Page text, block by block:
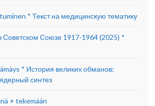
* Текст на медицинскую тематику
Союзе 1917-1964 (2025) *
* История великих обманов:
синтез
+ tekemään